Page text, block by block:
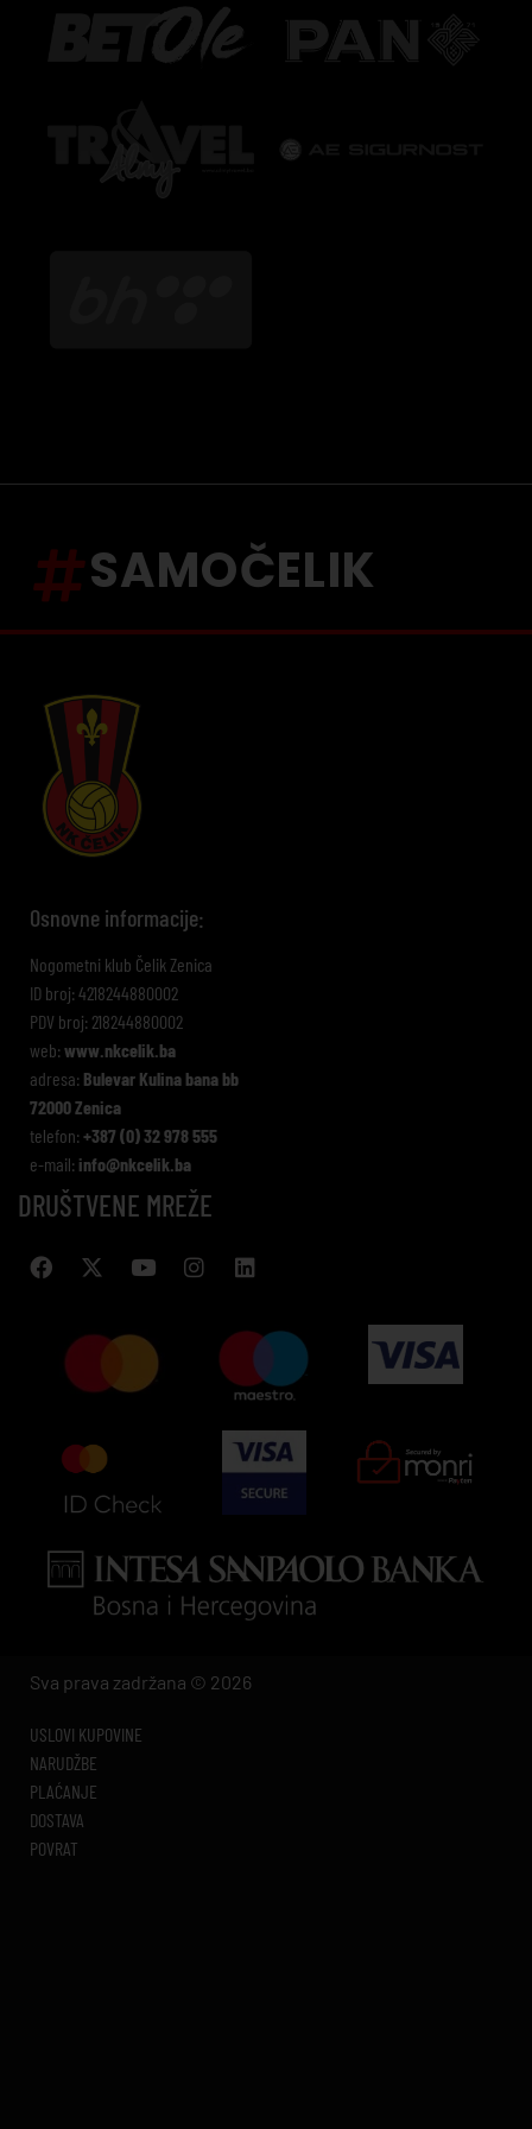
SAMOČELIK
Osnovne informacije:
Nogometni klub Čelik Zenica
ID broj: 4218244880002
PDV broj: 218244880002
web: www.nkcelik.ba
adresa: Bulevar Kulina bana bb
72000 Zenica
telefon: +387 (0) 32 978 555
e-mail: info@nkcelik.ba
DRUŠTVENE MREŽE
Sva prava zadržana © 2026
USLOVI KUPOVINE
NARUDŽBE
PLAĆANJE
DOSTAVA
POVRAT